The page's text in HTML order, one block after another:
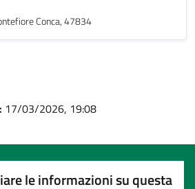
Conca, 47834
17/03/2026, 19:08
le informazioni su questa